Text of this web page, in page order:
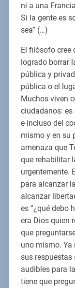
ni a una
Si la gente es
sea” (…)
El filósofo cree
logrado borrar
pública y
pública o el
Muchos viven
ciudadanos: es
e incluso del
mismo y en su
amenaza que
que rehabilitar
urgentemente.
para alcanzar
alcanzar
es “¿qué debo
era Dios quien
que
uno mismo. Ya
sus respuestas
audibles para
tiene que